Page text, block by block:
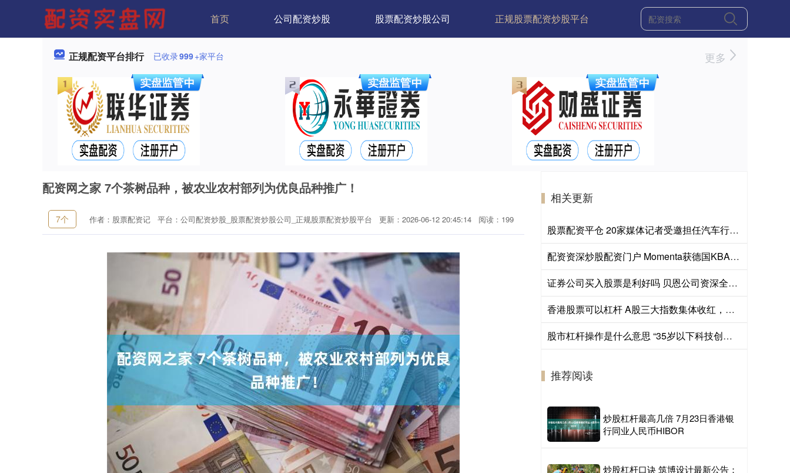
首页 公司配资炒股 股票配资炒股公司 正规股票配资炒股平台
正规配资平台排行 已收录999+家平台 更多
配资网之家 7个茶树品种，被农业农村部列为优良品种推广！
7个 作者：股票配资记 平台：公司配资炒股_股票配资炒股公司_正规股票配资炒股平台 更新：2026-06-12 20:45:14 阅读：199
相关更新
股票配资平仓 20家媒体记者受邀担任汽车行业账期问题监督员
配资资深炒股配资门户 Momenta获德国KBA全境L4级自动驾驶测试许可
证券公司买入股票是利好吗 贝恩公司资深全球合伙人：能源转型需全球合作，中国发展受关注
香港股票可以杠杆 A股三大指数集体收红，午后放量超2000亿元，沪深300ETF易方达（510310）获资金关注
股市杠杆操作是什么意思 “35岁以下科技创新35人”中国入选者揭晓，5位上海科学家上榜
推荐阅读
炒股杠杆最高几倍 7月23日香港银
行同业人民币HIBOR
炒股杠杆口诀 筑博设计最新公告：